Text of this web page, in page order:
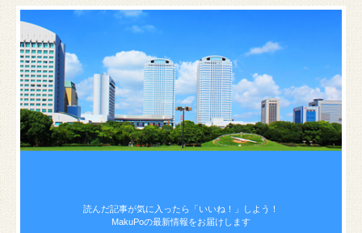
読んだ記事が気に入ったら 「いいね！」しよう！
MakuPoの最新情報をお届けします